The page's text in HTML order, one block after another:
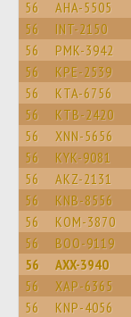
56 AHA-5505
56 INT-2150
56 PMK-3942
56 KPE-2539
56 KTA-6756
56 KTB-2420
56 XNN-5656
56 KYK-9081
56 AKZ-2131
56 KNB-8556
56 KOM-3870
56 BOO-9119
56 AXX-3940
56 XAP-6365
56 KNP-4056